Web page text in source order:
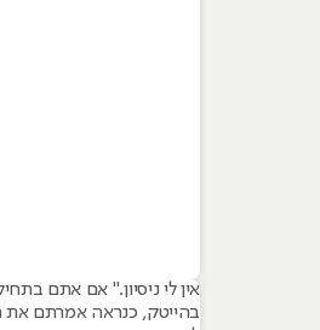
אין לי ניסיון." אם אתם
בהייטק, כנראה אמרתם